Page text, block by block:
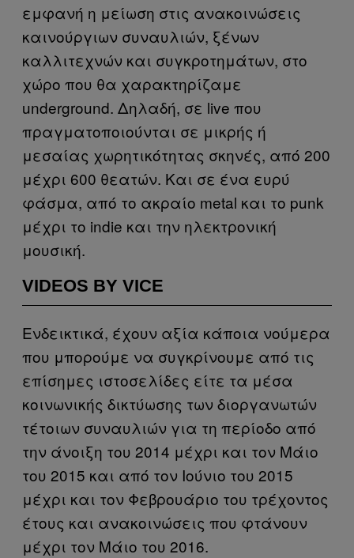
εμφανή η μείωση στις ανακοινώσεις
καινούργιων συναυλιών, ξένων
καλλιτεχνών και συγκροτημάτων, στο
χώρο που θα χαρακτηρίζαμε
underground. Δηλαδή, σε live που
πραγματοποιούνται σε μικρής ή
μεσαίας χωρητικότητας σκηνές, από 200
μέχρι 600 θεατών. Και σε ένα ευρύ
φάσμα, από το ακραίο metal και το punk
μέχρι το indie και την ηλεκτρονική
μουσική.
VIDEOS BY VICE
Ενδεικτικά, έχουν αξία κάποια νούμερα
που μπορούμε να συγκρίνουμε από τις
επίσημες ιστοσελίδες είτε τα μέσα
κοινωνικής δικτύωσης των διοργανωτών
τέτοιων συναυλιών για τη περίοδο από
την άνοιξη του 2014 μέχρι και τον Μάιο
του 2015 και από τον Ιούνιο του 2015
μέχρι και τον Φεβρουάριο του τρέχοντος
έτους και ανακοινώσεις που φτάνουν
μέχρι τον Μάιο του 2016.